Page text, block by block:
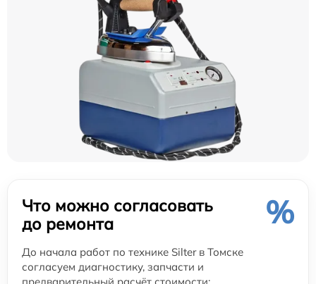
Что можно согласовать
до ремонта
%
До начала работ по технике Silter в Томске
согласуем диагностику, запчасти и